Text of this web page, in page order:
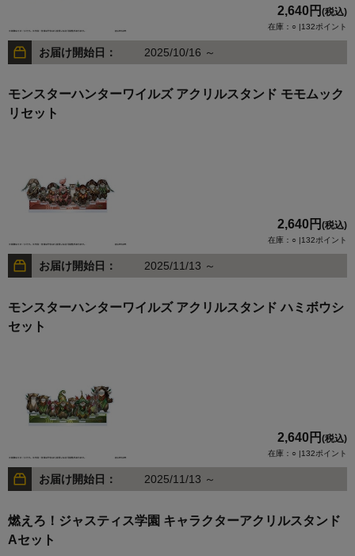
2,640円 (税込)
在庫：○ |132ポイント
お届け開始日： 2025/10/16 ～
モンスターハンターワイルズ アクリルスタンド モモムック
リセット
2,640円 (税込)
在庫：○ |132ポイント
お届け開始日： 2025/11/13 ～
モンスターハンターワイルズ アクリルスタンド ハミボウシ
セット
2,640円 (税込)
在庫：○ |132ポイント
お届け開始日： 2025/11/13 ～
燃えろ！ジャスティス学園 キャラクターアクリルスタンド
Aセット